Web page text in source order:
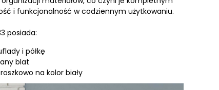
i funkcjonalność w codziennym użytkowaniu.
posiada:
i półkę
blat
na kolor biały